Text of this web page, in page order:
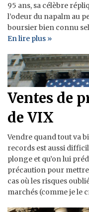
95 ans, sa célèbre
l’odeur du napalm au
boursier bien connu
En lire plus »
Ventes de
de VIX
Vendre quand tout va
records est aussi
plonge et qu’on lui
précaution pour mettre
cas où les risques
marchés (comme je le